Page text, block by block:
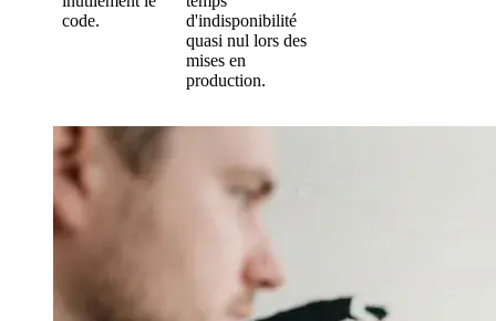
code.
d'indisponibilité
quasi nul lors des
mises en
production.